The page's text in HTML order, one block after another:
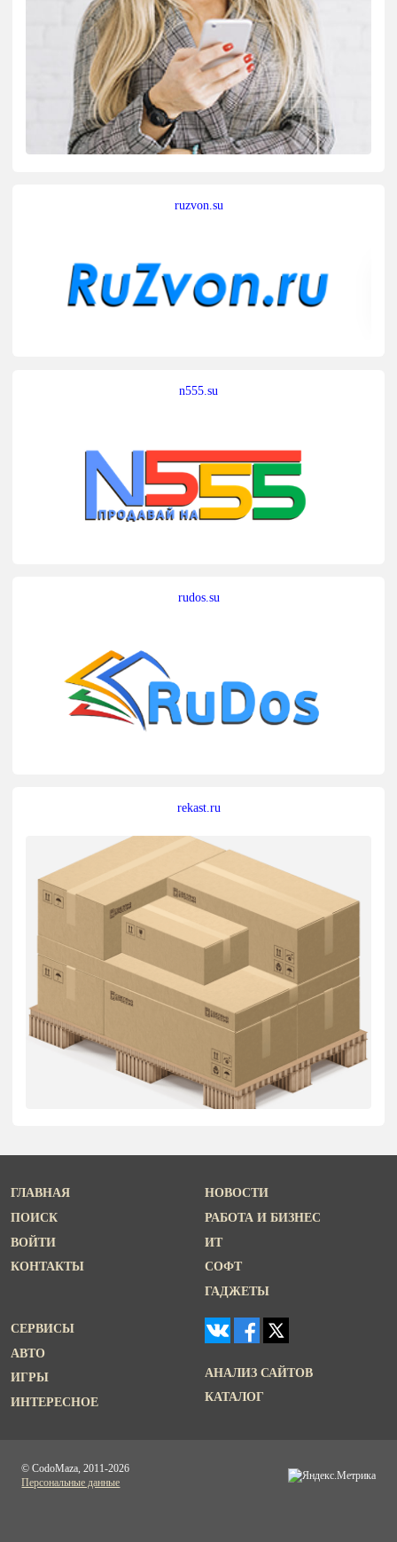
ruzvon.su
n555.su
rudos.su
rekast.ru
ГЛАВНАЯ
ПОИСК
ВОЙТИ
КОНТАКТЫ
НОВОСТИ
РАБОТА И БИЗНЕС
ИТ
СОФТ
ГАДЖЕТЫ
СЕРВИСЫ
АВТО
ИГРЫ
ИНТЕРЕСНОЕ
АНАЛИЗ САЙТОВ
КАТАЛОГ
© CodoMaza, 2011-2026
Персональные данные